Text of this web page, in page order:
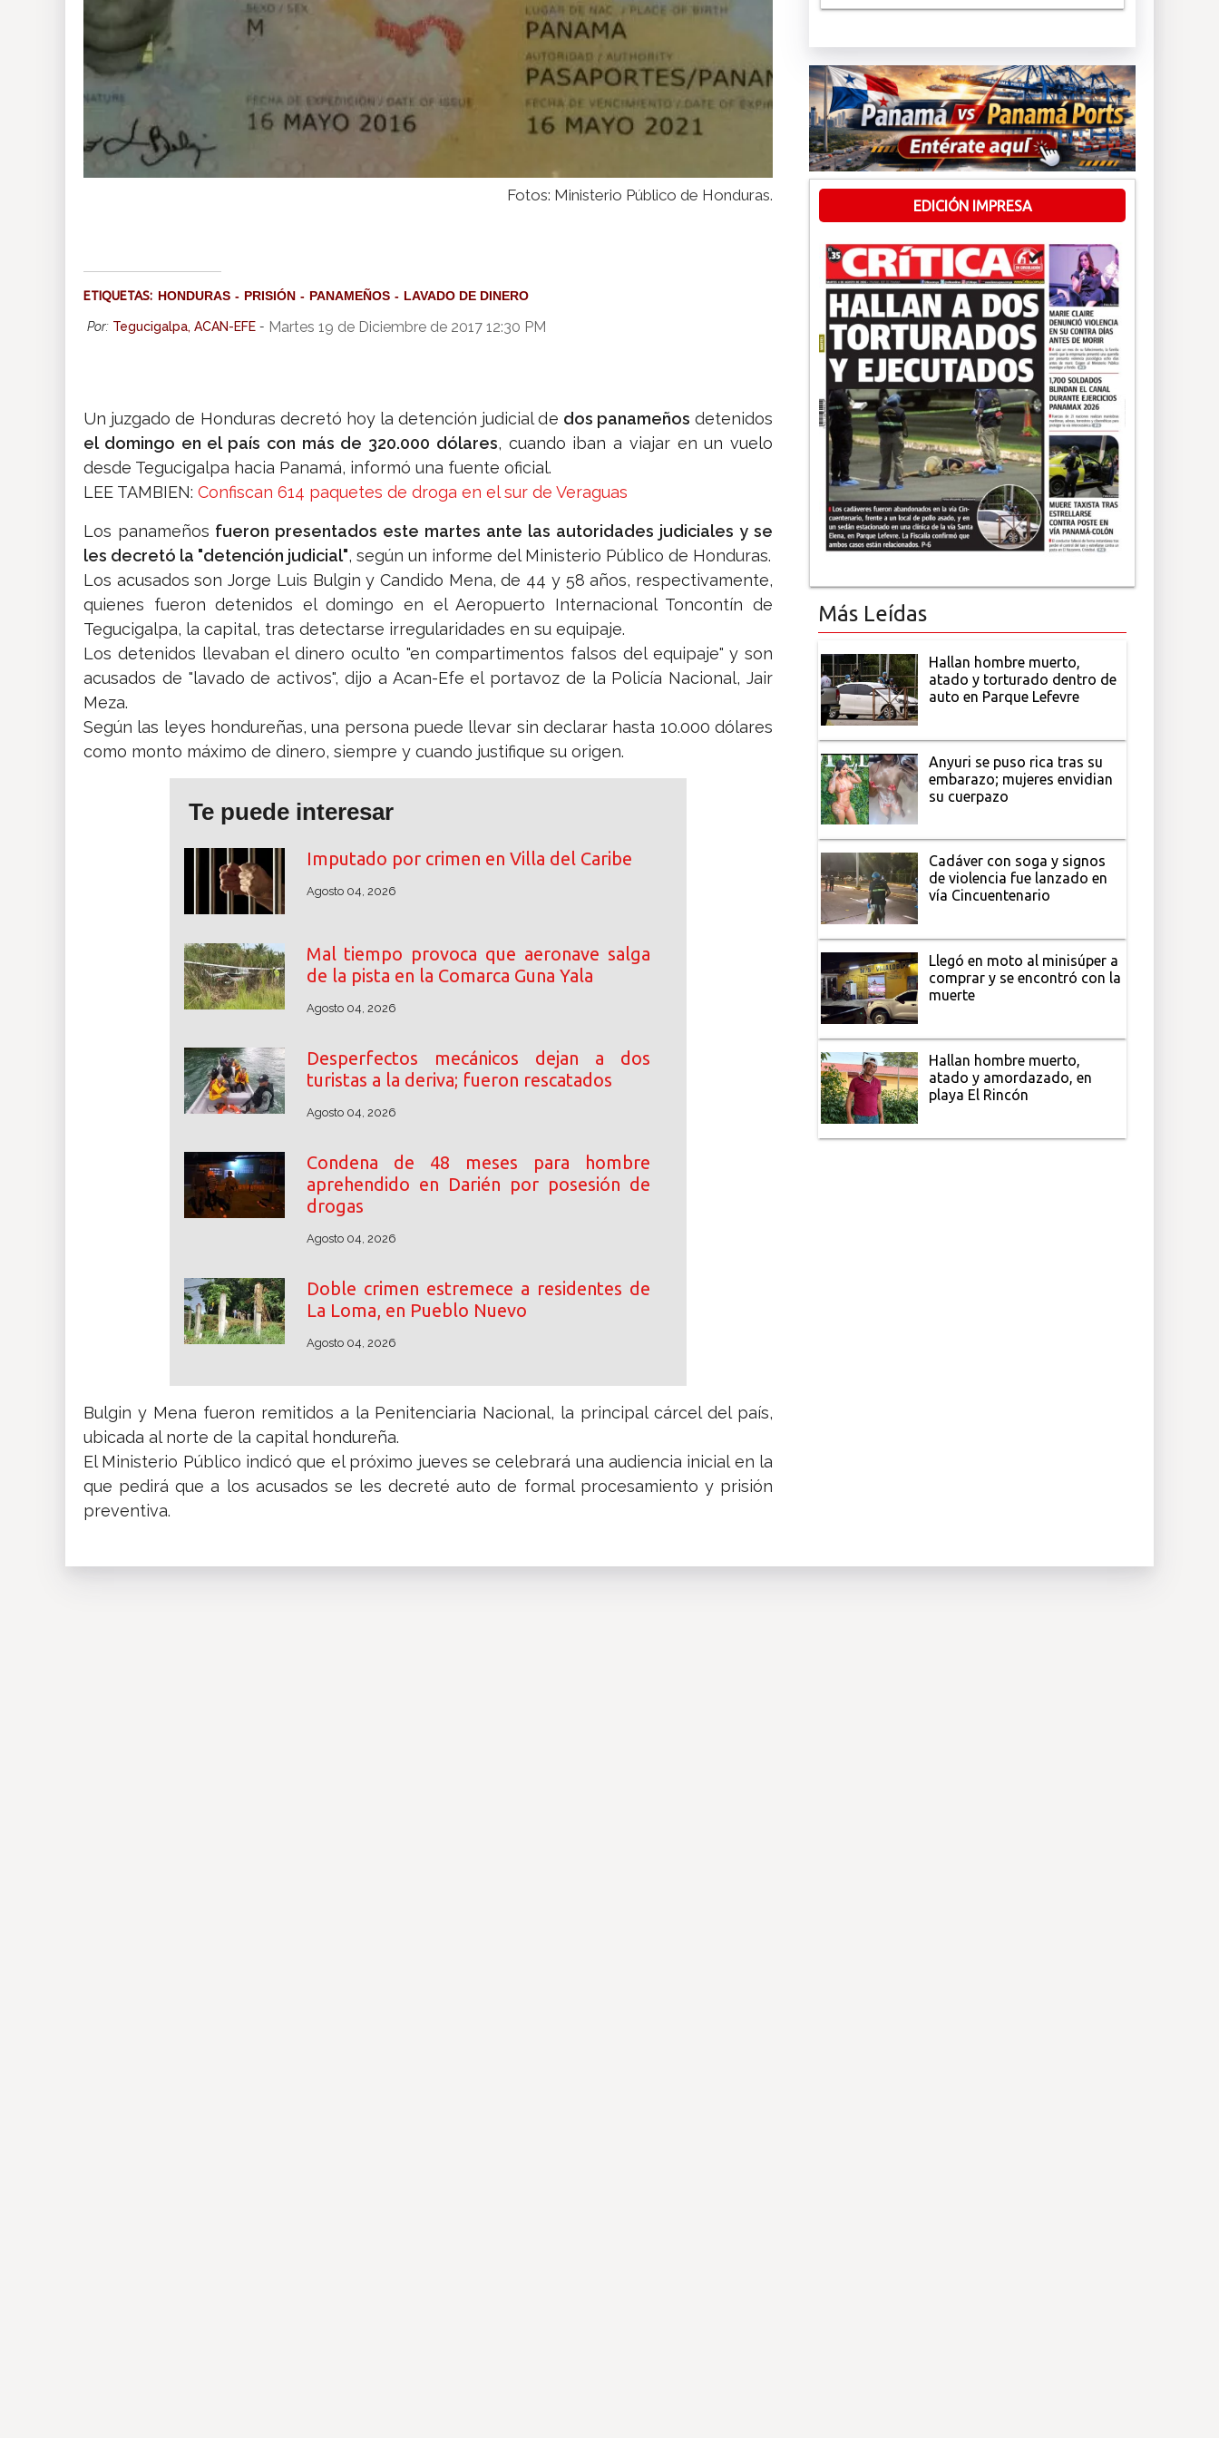
Fotos: Ministerio Público de Honduras.
ETIQUETAS: HONDURAS PRISIÓN PANAMEÑOS LAVADO DE DINERO
Por: Tegucigalpa, ACAN-EFE - Martes 19 de Diciembre de 2017 12:30 PM
Un juzgado de Honduras decretó hoy la detención judicial de dos panameños detenidos
el domingo en el país con más de 320.000 dólares, cuando iban a viajar en un vuelo
desde Tegucigalpa hacia Panamá, informó una fuente oficial.
LEE TAMBIEN: Confiscan 614 paquetes de droga en el sur de Veraguas
Los panameños fueron presentados este martes ante las autoridades judiciales y se
les decretó la "detención judicial", según un informe del Ministerio Público de Honduras.
Los acusados son Jorge Luis Bulgin y Candido Mena, de 44 y 58 años, respectivamente,
quienes fueron detenidos el domingo en el Aeropuerto Internacional Toncontín de
Tegucigalpa, la capital, tras detectarse irregularidades en su equipaje.
Los detenidos llevaban el dinero oculto "en compartimentos falsos del equipaje" y son
acusados de "lavado de activos", dijo a Acan-Efe el portavoz de la Policía Nacional, Jair
Meza.
Según las leyes hondureñas, una persona puede llevar sin declarar hasta 10.000 dólares
como monto máximo de dinero, siempre y cuando justifique su origen.
Te puede interesar
Imputado por crimen en Villa del Caribe
Agosto 04, 2026
Mal tiempo provoca que aeronave salga
de la pista en la Comarca Guna Yala
Agosto 04, 2026
Desperfectos mecánicos dejan a dos
turistas a la deriva; fueron rescatados
Agosto 04, 2026
Condena de 48 meses para hombre
aprehendido en Darién por posesión de
drogas
Agosto 04, 2026
Doble crimen estremece a residentes de
La Loma, en Pueblo Nuevo
Agosto 04, 2026
Bulgin y Mena fueron remitidos a la Penitenciaria Nacional, la principal cárcel del país,
ubicada al norte de la capital hondureña.
El Ministerio Público indicó que el próximo jueves se celebrará una audiencia inicial en la
que pedirá que a los acusados se les decreté auto de formal procesamiento y prisión
preventiva.
EDICIÓN IMPRESA
Más Leídas
Hallan hombre muerto,
atado y torturado dentro de
auto en Parque Lefevre
Anyuri se puso rica tras su
embarazo; mujeres envidian
su cuerpazo
Cadáver con soga y signos
de violencia fue lanzado en
vía Cincuentenario
Llegó en moto al minisúper a
comprar y se encontró con la
muerte
Hallan hombre muerto,
atado y amordazado, en
playa El Rincón